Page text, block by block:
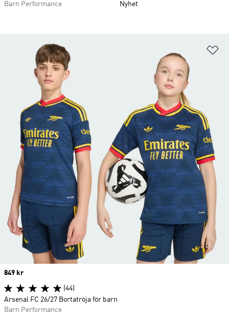
Barn Performance
Nyhet
Price
849 kr
(44)
Arsenal FC 26/27 Bortatröja för barn
Barn Performance